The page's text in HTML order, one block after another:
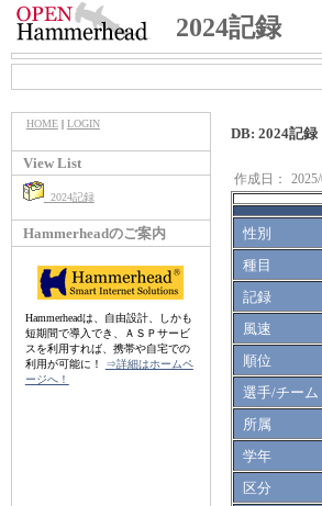
2024記録
HOME| LOGIN
View List
2024記録
Hammerheadのご案内
Hammerheadは、自由設計、しかも
短期間で導入でき、ＡＳＰサービ
スを利用すれば、携帯や自宅での
利用が可能に！
⇒詳細はホームペ
ージへ！
DB: 2024記録
作成日：
性別
種目
記録
風速
順位
選手/チーム
所属
学年
区分